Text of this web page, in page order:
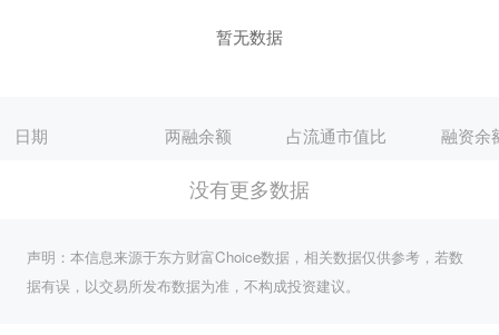
暂无数据
日期 两融余额 占流通市值比 融资余
没有更多数据
声明：本信息来源于东方财富Choice数据，相关数据仅供参考，若数
据有误，以交易所发布数据为准，不构成投资建议。